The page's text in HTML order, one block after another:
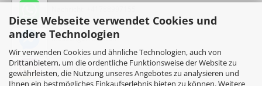
Diese Webseite verwendet Cookies und
andere Technologien
Wir verwenden Cookies und ähnliche Technologien, auch von
Drittanbietern, um die ordentliche Funktionsweise der Website zu
gewährleisten, die Nutzung unseres Angebotes zu analysieren und
Ihnen ein bestmögliches Einkaufserlebnis bieten zu können. Weitere
Messenger: sinni.ch
Instagram: sinni_ch